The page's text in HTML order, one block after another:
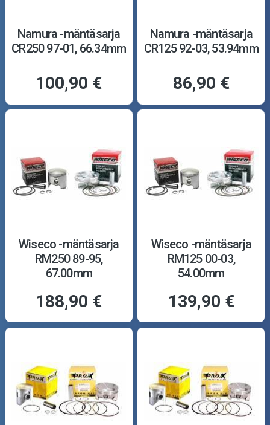
Namura -mäntäsarja
CR250 97-01, 66.34mm
100,90 €
Namura -mäntäsarja
CR125 92-03, 53.94mm
86,90 €
Wiseco -mäntäsarja
RM250 89-95,
67.00mm
188,90 €
Wiseco -mäntäsarja
RM125 00-03,
54.00mm
139,90 €